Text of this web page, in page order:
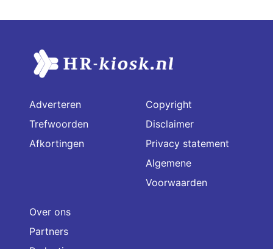
Adverteren
Trefwoorden
Afkortingen
Copyright
Disclaimer
Privacy statement
Algemene
Voorwaarden
Over ons
Partners